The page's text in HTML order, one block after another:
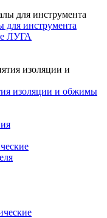
для инструмента
ЛУГА
изоляции и обжимы